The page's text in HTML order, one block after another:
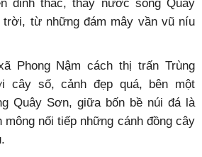
Vọng - một góc nước non Trùng
Ảnh: qdnd.vn
cái tên huyện miền cao Trùng
tới thì không thể nào quên các địa
như thác Bản Giốc, thác Cò Lả,
động Ngườm Ma… Riêng thác Bản
Việt – Trung là mơ ước trong đời
đặt chân đến dù chỉ một lần. Tôi